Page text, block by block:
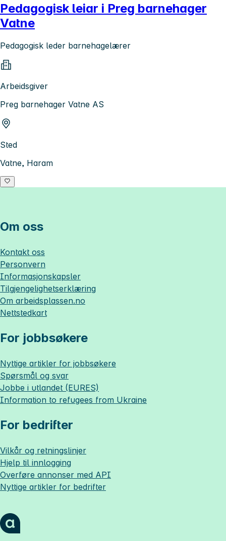
Pedagogisk leiar i Preg barnehager
Vatne
Pedagogisk leder barnehagelærer
Arbeidsgiver
Preg barnehager Vatne AS
Sted
Vatne, Haram
Om oss
Kontakt oss
Personvern
Informasjonskapsler
Tilgjengelighetserklæring
Om arbeidsplassen.no
Nettstedkart
For jobbsøkere
Nyttige artikler for jobbsøkere
Spørsmål og svar
Jobbe i utlandet (EURES)
Information to refugees from Ukraine
For bedrifter
Vilkår og retningslinjer
Hjelp til innlogging
Overføre annonser med API
Nyttige artikler for bedrifter